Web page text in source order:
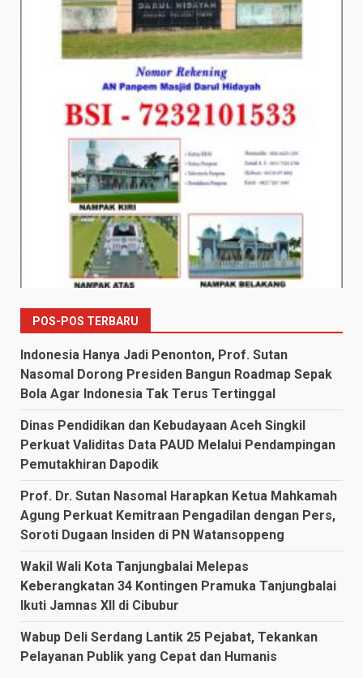
POS-POS TERBARU
Indonesia Hanya Jadi Penonton, Prof. Sutan
Nasomal Dorong Presiden Bangun Roadmap Sepak
Bola Agar Indonesia Tak Terus Tertinggal
Dinas Pendidikan dan Kebudayaan Aceh Singkil
Perkuat Validitas Data PAUD Melalui Pendampingan
Pemutakhiran Dapodik
Prof. Dr. Sutan Nasomal Harapkan Ketua Mahkamah
Agung Perkuat Kemitraan Pengadilan dengan Pers,
Soroti Dugaan Insiden di PN Watansoppeng
Wakil Wali Kota Tanjungbalai Melepas
Keberangkatan 34 Kontingen Pramuka Tanjungbalai
Ikuti Jamnas XII di Cibubur
Wabup Deli Serdang Lantik 25 Pejabat, Tekankan
Pelayanan Publik yang Cepat dan Humanis